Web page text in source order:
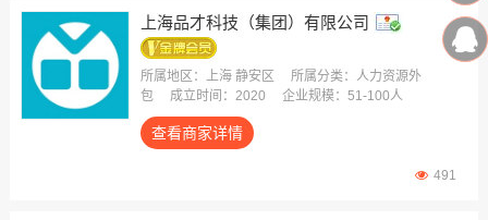
上海品才科技（集团）有限公司
所属地区：上海 静安区
所属分类：人力资源外
包
成立时间：2020 企业规模：51-100人
查看商家详情
491